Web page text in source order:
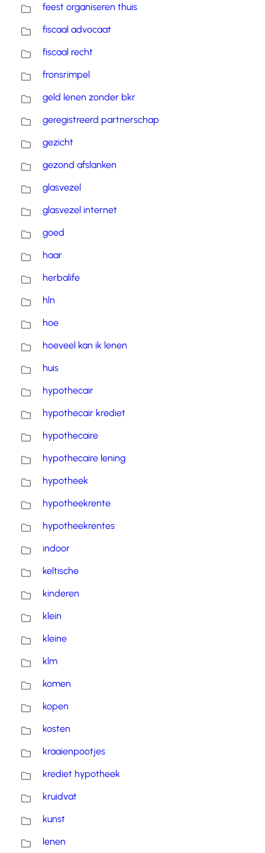
feest organiseren thuis
fiscaal advocaat
fiscaal recht
fronsrimpel
geld lenen zonder bkr
geregistreerd partnerschap
gezicht
gezond afslanken
glasvezel
glasvezel internet
goed
haar
herbalife
hln
hoe
hoeveel kan ik lenen
huis
hypothecair
hypothecair krediet
hypothecaire
hypothecaire lening
hypotheek
hypotheekrente
hypotheekrentes
indoor
keltische
kinderen
klein
kleine
klm
komen
kopen
kosten
kraaienpootjes
krediet hypotheek
kruidvat
kunst
lenen